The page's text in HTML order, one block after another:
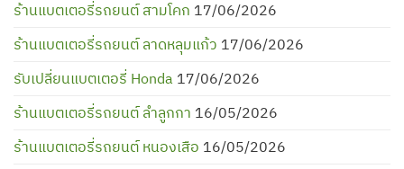
ร้านแบตเตอรี่รถยนต์ สามโคก 17/06/2026
ร้านแบตเตอรี่รถยนต์ ลาดหลุมแก้ว 17/06/2026
รับเปลี่ยนแบตเตอรี่ Honda 17/06/2026
ร้านแบตเตอรี่รถยนต์ ลำลูกกา 16/05/2026
ร้านแบตเตอรี่รถยนต์ หนองเสือ 16/05/2026